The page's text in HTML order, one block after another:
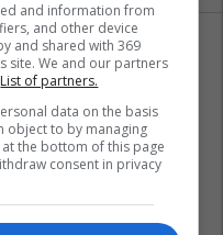
zgjidh FAFA-n
and information from
and other device
and shared with 369
site. We and our partners
List of partners.
data on the basis
object to by managing
the bottom of this page
consent in privacy